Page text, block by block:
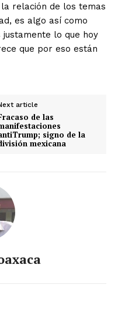
relación de los temas
es algo así como
justamente lo que hoy
que por eso están
article
de las
signo de la
mexicana